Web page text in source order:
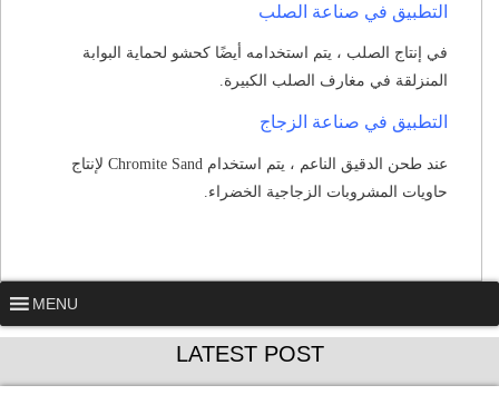
التطبيق في صناعة الصلب
في إنتاج الصلب ، يتم استخدامه أيضًا كحشو لحماية البوابة
المنزلقة في مغارف الصلب الكبيرة.
التطبيق في صناعة الزجاج
عند طحن الدقيق الناعم ، يتم استخدام Chromite Sand لإنتاج
حاويات المشروبات الزجاجية الخضراء.
MENU
LATEST POST